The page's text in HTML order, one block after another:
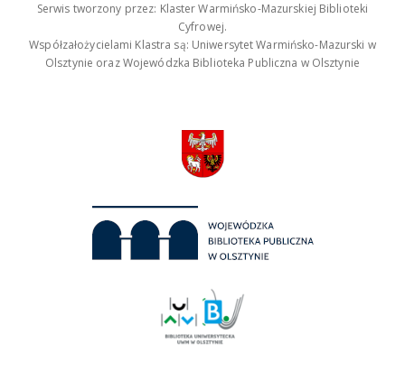
Serwis tworzony przez: Klaster Warmińsko-Mazurskiej Biblioteki
Cyfrowej.
Współzałożycielami Klastra są: Uniwersytet Warmińsko-Mazurski w
Olsztynie oraz Wojewódzka Biblioteka Publiczna w Olsztynie